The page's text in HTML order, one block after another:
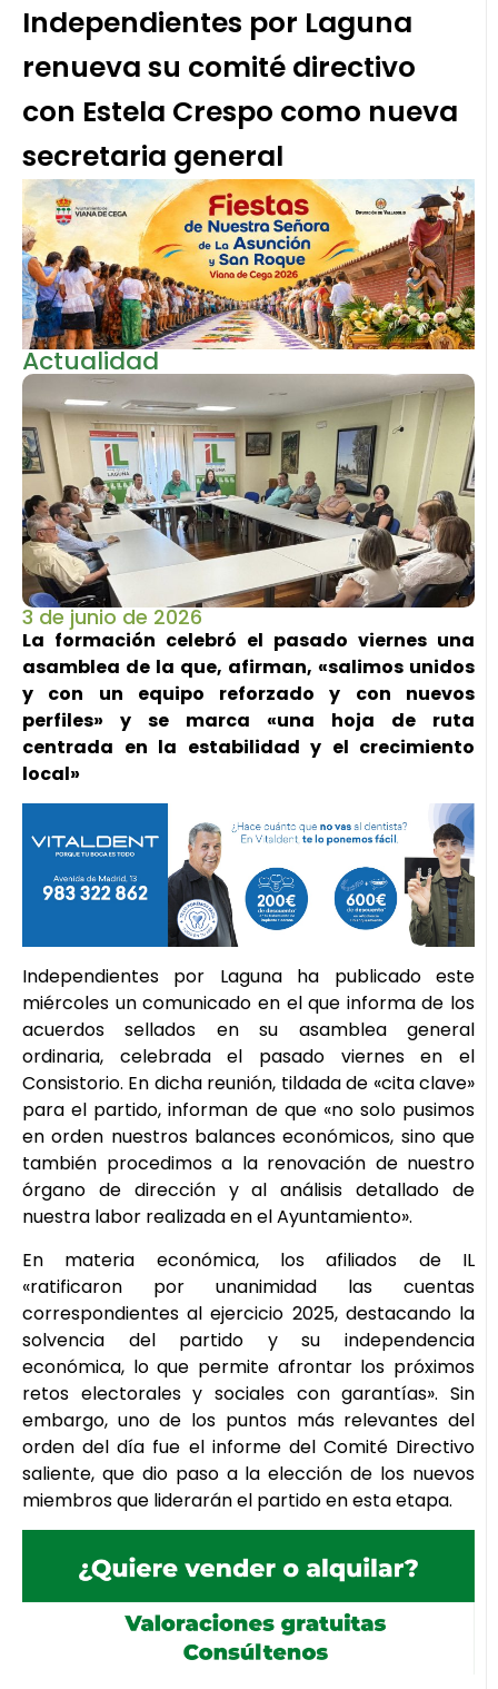
Independientes por Laguna
renueva su comité directivo
con Estela Crespo como nueva
secretaria general
Actualidad
3 de junio de 2026
La formación celebró el pasado viernes una
asamblea de la que, afirman, «salimos unidos
y con un equipo reforzado y con nuevos
perfiles» y se marca «una hoja de ruta
centrada en la estabilidad y el crecimiento
local»
Independientes por Laguna ha publicado este
miércoles un comunicado en el que informa de los
acuerdos sellados en su asamblea general
ordinaria, celebrada el pasado viernes en el
Consistorio. En dicha reunión, tildada de «cita clave»
para el partido, informan de que «no solo pusimos
en orden nuestros balances económicos, sino que
también procedimos a la renovación de nuestro
órgano de dirección y al análisis detallado de
nuestra labor realizada en el Ayuntamiento».
En materia económica, los afiliados de IL
«ratificaron por unanimidad las cuentas
correspondientes al ejercicio 2025, destacando la
solvencia del partido y su independencia
económica, lo que permite afrontar los próximos
retos electorales y sociales con garantías». Sin
embargo, uno de los puntos más relevantes del
orden del día fue el informe del Comité Directivo
saliente, que dio paso a la elección de los nuevos
miembros que liderarán el partido en esta etapa.